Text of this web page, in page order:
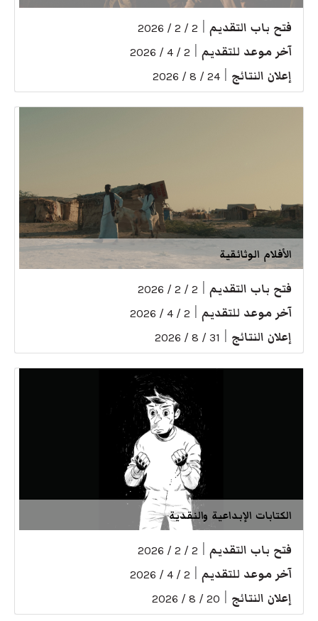
فتح باب التقديم 2 / 2 / 2026
آخر موعد للتقديم 2 / 4 / 2026
إعلان النتائج 24 / 8 / 2026
الأفلام الوثائقية
فتح باب التقديم 2 / 2 / 2026
آخر موعد للتقديم 2 / 4 / 2026
إعلان النتائج 31 / 8 / 2026
الكتابات الإبداعية والنقدية
فتح باب التقديم 2 / 2 / 2026
آخر موعد للتقديم 2 / 4 / 2026
إعلان النتائج 20 / 8 / 2026